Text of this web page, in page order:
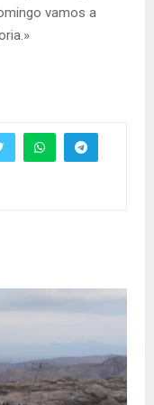
vamos a